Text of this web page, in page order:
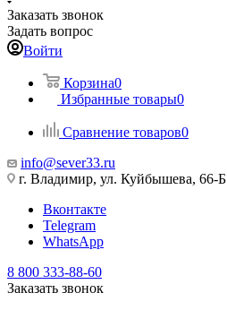
Заказать звонок
Задать вопрос
Войти
Корзина0
Избранные товары0
Сравнение товаров0
info@sever33.ru
г. Владимир, ул. Куйбышева, 66-Б
Вконтакте
Telegram
WhatsApp
8 800 333-88-60
Заказать звонок